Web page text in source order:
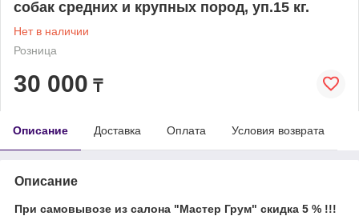
собак средних и крупных пород, уп.15 кг.
Нет в наличии
Розница
30 000 ₸
Описание Доставка Оплата Условия возврата
Описание
При самовывозе из салона "Мастер Грум" скидка 5 % !!!